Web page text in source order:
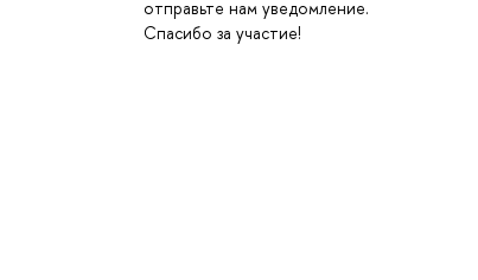
отправьте нам уведомление.
Спасибо за участие!